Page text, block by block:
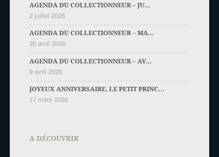
AGENDA DU COLLECTIONNEUR – JU...
2 juillet 2026
AGENDA DU COLLECTIONNEUR – MA...
30 avril 2026
AGENDA DU COLLECTIONNEUR – AV...
9 avril 2026
JOYEUX ANNIVERSAIRE, LE PETIT PRINC...
17 mars 2026
A DÉCOUVRIR